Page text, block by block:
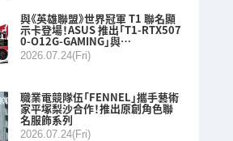
與《英雄聯盟》世界冠軍 T1 聯名顯
示卡登場！ASUS 推出「T1-RTX507
0-O12G-GAMING」與…
2026.07.24(Fri)
職業電競隊伍「FENNEL」攜手藝術
家平塚梨沙合作！推出原創角色聯
名服飾系列
2026.07.24(Fri)